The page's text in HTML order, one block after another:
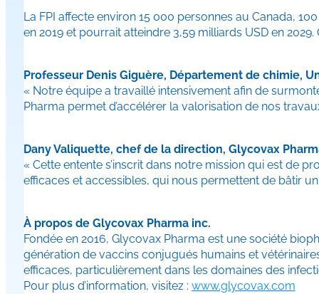
La FPI affecte environ 15 000 personnes au Canada,
en 2019 et pourrait atteindre 3,59 milliards USD en
Professeur Denis Giguère, Département de chimie,
« Notre équipe a travaillé intensivement afin de
Pharma permet d’accélérer la valorisation de nos
Dany Valiquette, chef de la direction, Glycovax
« Cette entente s’inscrit dans notre mission qui est de
efficaces et accessibles, qui nous permettent de bâtir
À propos de Glycovax Pharma inc.
Fondée en 2016, Glycovax Pharma est une société
génération de vaccins conjugués humains et
efficaces, particulièrement dans les domaines des
Pour plus d’information, visitez : www.glycovax.com